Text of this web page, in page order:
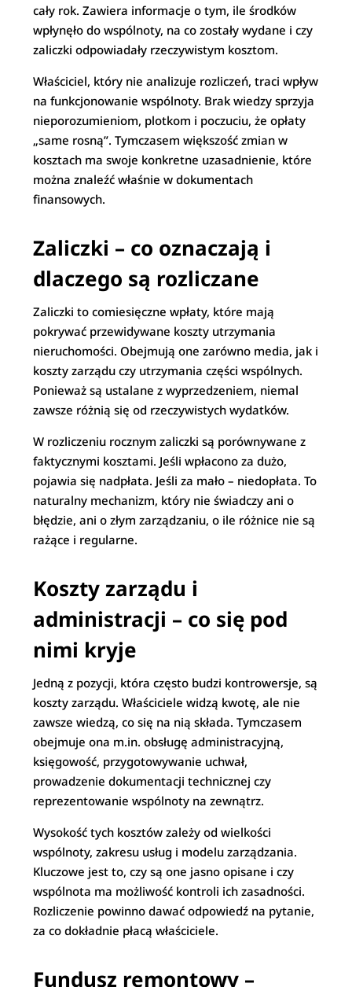
cały rok. Zawiera informacje o tym, ile środków
wpłynęło do wspólnoty, na co zostały wydane i czy
zaliczki odpowiadały rzeczywistym kosztom.
Właściciel, który nie analizuje rozliczeń, traci wpływ
na funkcjonowanie wspólnoty. Brak wiedzy sprzyja
nieporozumieniom, plotkom i poczuciu, że opłaty
„same rosną”. Tymczasem większość zmian w
kosztach ma swoje konkretne uzasadnienie, które
można znaleźć właśnie w dokumentach
finansowych.
Zaliczki – co oznaczają i
dlaczego są rozliczane
Zaliczki to comiesięczne wpłaty, które mają
pokrywać przewidywane koszty utrzymania
nieruchomości. Obejmują one zarówno media, jak i
koszty zarządu czy utrzymania części wspólnych.
Ponieważ są ustalane z wyprzedzeniem, niemal
zawsze różnią się od rzeczywistych wydatków.
W rozliczeniu rocznym zaliczki są porównywane z
faktycznymi kosztami. Jeśli wpłacono za dużo,
pojawia się nadpłata. Jeśli za mało – niedopłata. To
naturalny mechanizm, który nie świadczy ani o
błędzie, ani o złym zarządzaniu, o ile różnice nie są
rażące i regularne.
Koszty zarządu i
administracji – co się pod
nimi kryje
Jedną z pozycji, która często budzi kontrowersje, są
koszty zarządu. Właściciele widzą kwotę, ale nie
zawsze wiedzą, co się na nią składa. Tymczasem
obejmuje ona m.in. obsługę administracyjną,
księgowość, przygotowywanie uchwał,
prowadzenie dokumentacji technicznej czy
reprezentowanie wspólnoty na zewnątrz.
Wysokość tych kosztów zależy od wielkości
wspólnoty, zakresu usług i modelu zarządzania.
Kluczowe jest to, czy są one jasno opisane i czy
wspólnota ma możliwość kontroli ich zasadności.
Rozliczenie powinno dawać odpowiedź na pytanie,
za co dokładnie płacą właściciele.
Fundusz remontowy –